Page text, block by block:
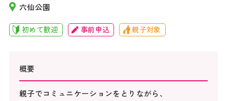
六仙公園
初めて歓迎 事前申込 親子対象
概要
親子でコミュニケーションをとりながら、